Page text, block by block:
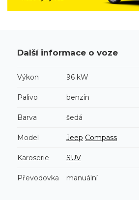
Další informace o voze
Výkon 96 kW
Palivo benzín
Barva šedá
Model Jeep Compass
Karoserie SUV
Převodovka manuální